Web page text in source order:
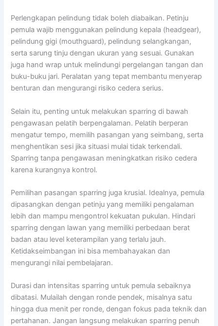
Perlengkapan pelindung tidak boleh diabaikan. Petinju
pemula wajib menggunakan pelindung kepala (headgear),
pelindung gigi (mouthguard), pelindung selangkangan,
serta sarung tinju dengan ukuran yang sesuai. Gunakan
juga hand wrap untuk melindungi pergelangan tangan dan
buku-buku jari. Peralatan yang tepat membantu menyerap
benturan dan mengurangi risiko cedera serius.
Selain itu, penting untuk melakukan sparring di bawah
pengawasan pelatih berpengalaman. Pelatih berperan
mengatur tempo, memilih pasangan yang seimbang, serta
menghentikan sesi jika situasi mulai tidak terkendali.
Sparring tanpa pengawasan meningkatkan risiko cedera
karena kurangnya kontrol.
Pemilihan pasangan sparring juga krusial. Idealnya, pemula
dipasangkan dengan petinju yang memiliki pengalaman
lebih dan mampu mengontrol kekuatan pukulan. Hindari
sparring dengan lawan yang memiliki perbedaan berat
badan atau level keterampilan yang terlalu jauh.
Ketidakseimbangan ini bisa membahayakan dan
mengurangi nilai pembelajaran.
Durasi dan intensitas sparring untuk pemula sebaiknya
dibatasi. Mulailah dengan ronde pendek, misalnya satu
hingga dua menit per ronde, dengan fokus pada teknik dan
pertahanan. Jangan langsung melakukan sparring penuh